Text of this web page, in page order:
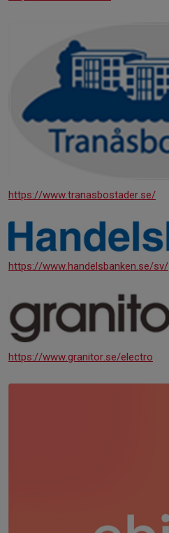
https://www.tranasbostader.se/
https://www.handelsbanken.se/sv/
https://www.granitor.se/electro